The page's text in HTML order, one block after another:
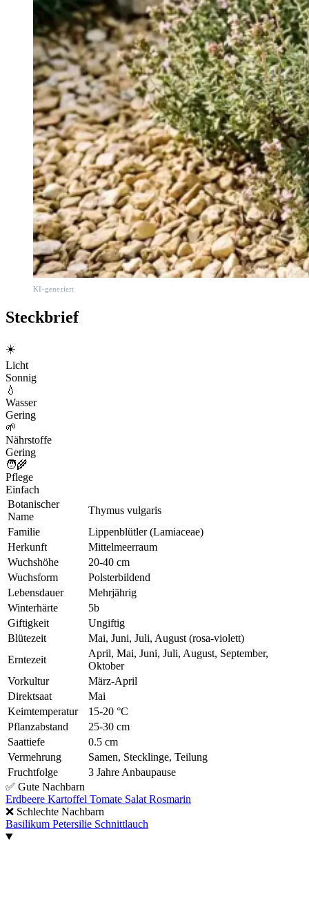
KI-generiert
Steckbrief
☀️
Licht
Sonnig
💧
Wasser
Gering
🌱
Nährstoffe
Gering
🧑‍🌾
Pflege
Einfach
Botanischer
Name
Thymus vulgaris
Familie
Lippenblütler (Lamiaceae)
Herkunft
Mittelmeerraum
Wuchshöhe
20-40 cm
Wuchsform
Polsterbildend
Lebensdauer
Mehrjährig
Winterhärte
5b
Giftigkeit
Ungiftig
Blütezeit
Mai, Juni, Juli, August (rosa-violett)
Erntezeit
April, Mai, Juni, Juli, August, September,
Oktober
Vorkultur
März-April
Direktsaat
Mai
Keimtemperatur
15-20 °C
Pflanzabstand
25-30 cm
Saattiefe
0.5 cm
Vermehrung
Samen, Stecklinge, Teilung
Fruchtfolge
3 Jahre Anbaupause
✅ Gute Nachbarn
Erdbeere Kartoffel Tomate Salat Rosmarin
❌ Schlechte Nachbarn
Basilikum Petersilie Schnittlauch